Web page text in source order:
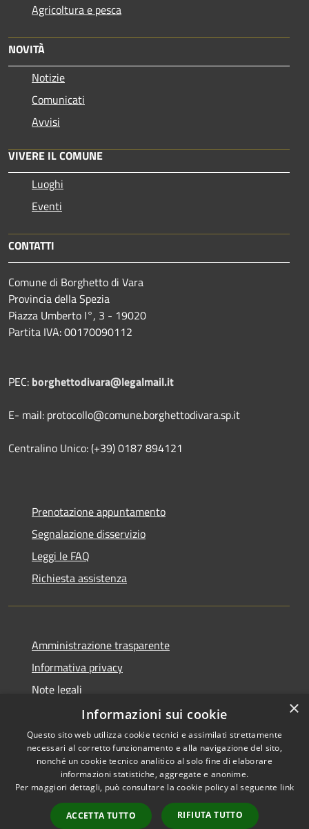
Agricoltura e pesca
NOVITÀ
Notizie
Comunicati
Avvisi
VIVERE IL COMUNE
Luoghi
Eventi
CONTATTI
Comune di Borghetto di Vara
Provincia della Spezia
Piazza Umberto I°, 3 - 19020
Partita IVA: 00170090112
PEC: borghettodivara@legalmail.it
E- mail: protocollo@comune.borghettodivara.sp.it
Centralino Unico: (+39) 0187 894121
Prenotazione appuntamento
Segnalazione disservizio
Leggi le FAQ
Richiesta assistenza
Amministrazione trasparente
Informativa privacy
Note legali
Dichiarazione di accessibilità
RSS
Accessibilità
Copyright © 2026 • Comune di
Borghetto di Vara • Powered
byMunicipium
Accesso
×
Informazioni sui cookie
Questo sito web utilizza cookie tecnici e assimilati strettamente
necessari al corretto funzionamento e alla navigazione del sito,
nonché un cookie tecnico analitico al solo fine di elaborare
informazioni statistiche, aggregate e anonime.
Per maggiori dettagli, può consultare la cookie policy al seguente link
ACCETTA TUTTO RIFIUTA TUTTO